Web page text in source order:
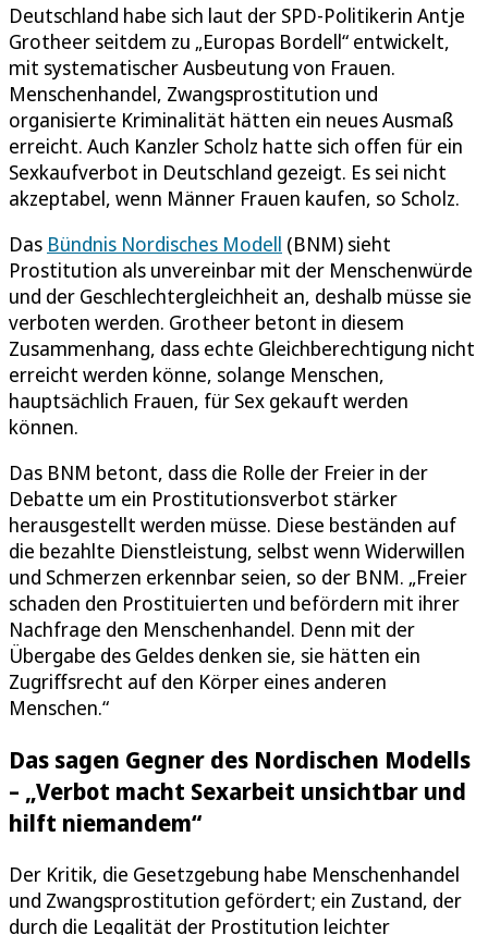
Deutschland habe sich laut der SPD-Politikerin Antje
Grotheer seitdem zu „Europas Bordell“ entwickelt,
mit systematischer Ausbeutung von Frauen.
Menschenhandel, Zwangsprostitution und
organisierte Kriminalität hätten ein neues Ausmaß
erreicht. Auch Kanzler Scholz hatte sich offen für ein
Sexkaufverbot in Deutschland gezeigt. Es sei nicht
akzeptabel, wenn Männer Frauen kaufen, so Scholz.
Das Bündnis Nordisches Modell (BNM) sieht
Prostitution als unvereinbar mit der Menschenwürde
und der Geschlechtergleichheit an, deshalb müsse sie
verboten werden. Grotheer betont in diesem
Zusammenhang, dass echte Gleichberechtigung nicht
erreicht werden könne, solange Menschen,
hauptsächlich Frauen, für Sex gekauft werden
können.
Das BNM betont, dass die Rolle der Freier in der
Debatte um ein Prostitutionsverbot stärker
herausgestellt werden müsse. Diese beständen auf
die bezahlte Dienstleistung, selbst wenn Widerwillen
und Schmerzen erkennbar seien, so der BNM. „Freier
schaden den Prostituierten und befördern mit ihrer
Nachfrage den Menschenhandel. Denn mit der
Übergabe des Geldes denken sie, sie hätten ein
Zugriffsrecht auf den Körper eines anderen
Menschen.“
Das sagen Gegner des Nordischen Modells
– „Verbot macht Sexarbeit unsichtbar und
hilft niemandem“
Der Kritik, die Gesetzgebung habe Menschenhandel
und Zwangsprostitution gefördert; ein Zustand, der
durch die Legalität der Prostitution leichter